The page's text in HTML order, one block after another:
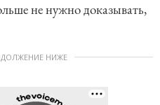
не нужно доказывать,
НИЖЕ